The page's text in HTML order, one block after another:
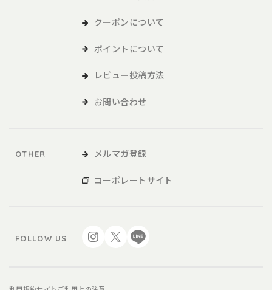
クーポンについて
ポイントについて
レビュー投稿方法
お問い合わせ
OTHER メルマガ登録
コーポレートサイト
FOLLOW US